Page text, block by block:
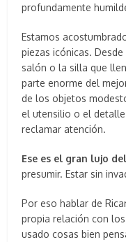
profundamente
Estamos
piezas icónicas.
salón o la silla que
parte enorme del
de los objetos
el utensilio o el
reclamar atención.
Ese es el gran lujo
presumir. Estar sin
Por eso hablar de
propia relación con
usado cosas bien